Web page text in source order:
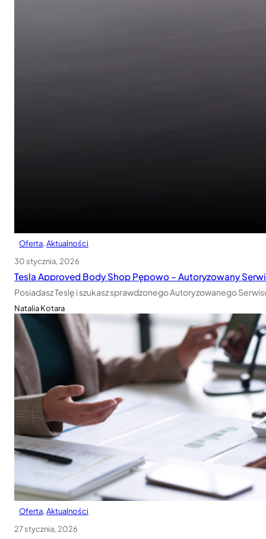
Oferta, Aktualności
30 stycznia, 2026
Tesla Approved Body Shop Pępowo – Autoryzowany
Posiadasz Teslę i szukasz sprawdzonego Autoryzowanego
Natalia Kotara
Oferta, Aktualności
27 stycznia, 2026